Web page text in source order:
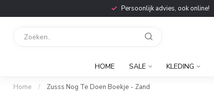
Persoonlijk advies, ook online!
HOME SALE KLEDING
Home / Zusss Nog Te Doen Boekje - Zand